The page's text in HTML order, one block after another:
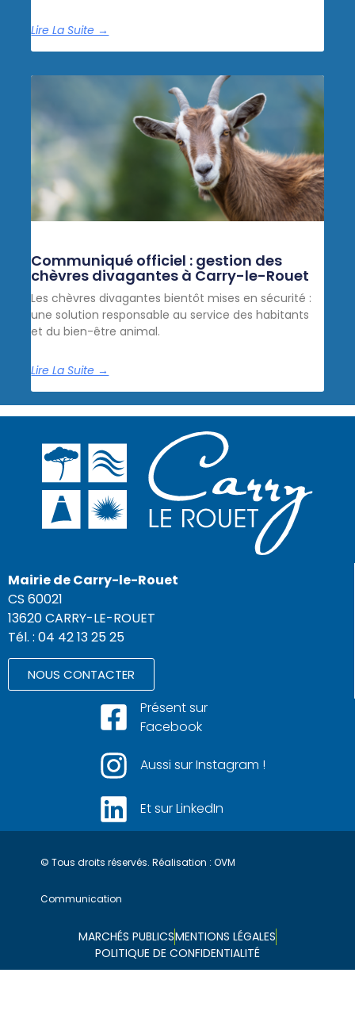
Lire La Suite →
Communiqué officiel : gestion des
chèvres divagantes à Carry-le-Rouet
Les chèvres divagantes bientôt mises en sécurité :
une solution responsable au service des habitants
et du bien-être animal.
Lire La Suite →
Mairie de Carry-le-Rouet
CS 60021
13620 CARRY-LE-ROUET
Tél. : 04 42 13 25 25
NOUS CONTACTER
Présent sur
Facebook
Aussi sur Instagram !
Et sur LinkedIn
© Tous droits réservés. Réalisation : OVM
Communication
MARCHÉS PUBLICSMENTIONS LÉGALES
POLITIQUE DE CONFIDENTIALITÉ